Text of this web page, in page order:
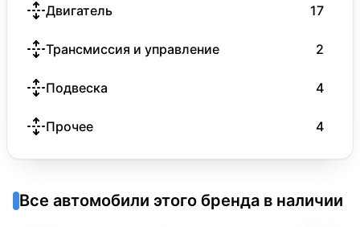
Двигатель 17
Трансмиссия и управление 2
Подвеска 4
Прочее 4
Все автомобили этого бренда в наличии